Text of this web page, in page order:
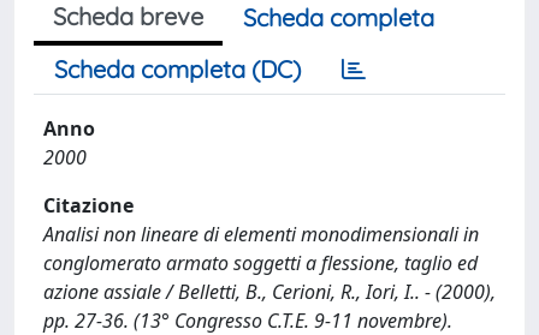
Scheda breve
Scheda completa
Scheda completa (DC)
Anno
2000
Citazione
Analisi non lineare di elementi monodimensionali in
conglomerato armato soggetti a flessione, taglio ed
azione assiale / Belletti, B., Cerioni, R., Iori, I.. - (2000),
pp. 27-36. (13° Congresso C.T.E. 9-11 novembre).